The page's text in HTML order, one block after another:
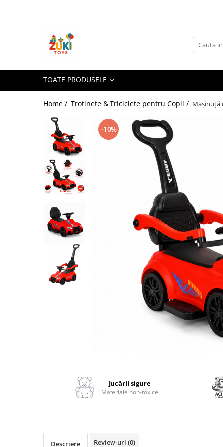
Toate Produsele
Jucarii pentru calatorii
Recomandari Zuki
Cadouri pentru Copii
Cadouri Aniversare
Cadouri de Sarbatori
Cadouri dupa Buget
Cadouri sub 59 lei
Cadouri sub 99 lei
Cadouri sub 149 lei
Jucarii pe Varsta Copilului
Balansoare & Covorase de Joaca
Depozitare & Organizare Jucarii
TOATE PRODUSELE
Home / Trotinete & Triciclete pentru Copii / Mașinuță
-10%
Jucării sigure
Materiale non-toxice
Descriere Review-uri (0)